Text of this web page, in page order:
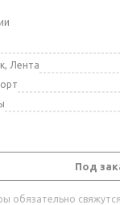
Лента
Под
обязательно